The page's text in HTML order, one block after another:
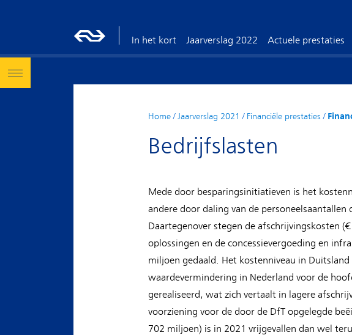
In het kort Jaarverslag 2022 Actuele prestaties
Home/ Jaarverslag 2021 / Financiële prestaties /
Bedrijfslasten
Mede door besparingsinitiatieven is het
andere door daling van de
Daartegenover stegen de afschrijvingskosten
oplossingen en de concessievergoeding en
miljoen gedaald. Het kostenniveau in
waardevermindering in Nederland voor de
gerealiseerd, wat zich vertaalt in lagere
voorziening voor de door de DfT opgelegde
702 miljoen) is in 2021 vrijgevallen dan wel